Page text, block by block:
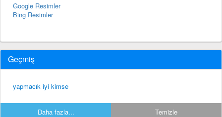
Google Resimler
Bing Resimler
Geçmiş
yapmacık iyi kimse
Daha fazla... Temizle